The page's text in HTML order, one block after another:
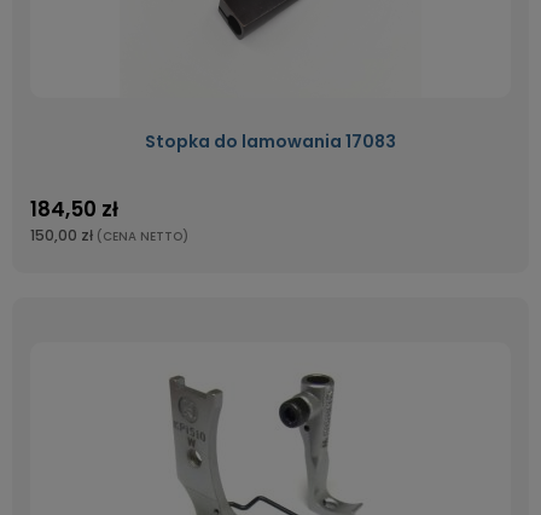
Stopka do lamowania 17083
184,50 zł
150,00 zł (CENA NETTO)